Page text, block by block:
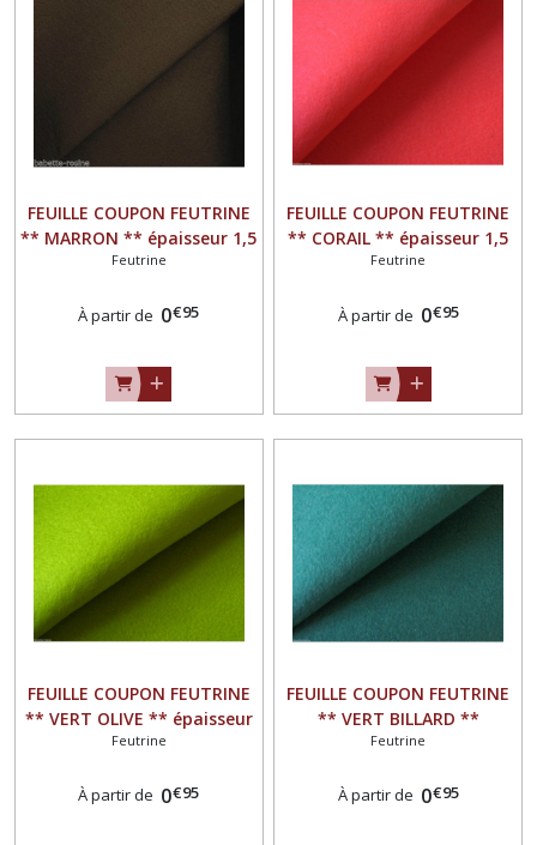
FEUILLE COUPON FEUTRINE
** MARRON ** épaisseur 1,5
mm
Feutrine
À partir de 0€95
FEUILLE COUPON FEUTRINE
** CORAIL ** épaisseur 1,5
mm
Feutrine
À partir de 0€95
FEUILLE COUPON FEUTRINE
** VERT OLIVE ** épaisseur
1,5 mm
Feutrine
À partir de 0€95
FEUILLE COUPON FEUTRINE
** VERT BILLARD **
épaisseur 1,5 mm
Feutrine
À partir de 0€95